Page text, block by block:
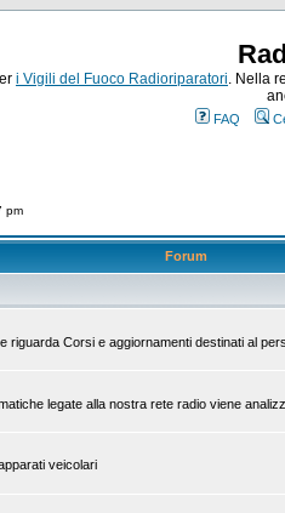
i Vigili del Fuoco Radioriparatori. Nella
FAQ
pm
Forum
Corsi e aggiornamenti destinati al
legate alla nostra rete radio viene
veicolari